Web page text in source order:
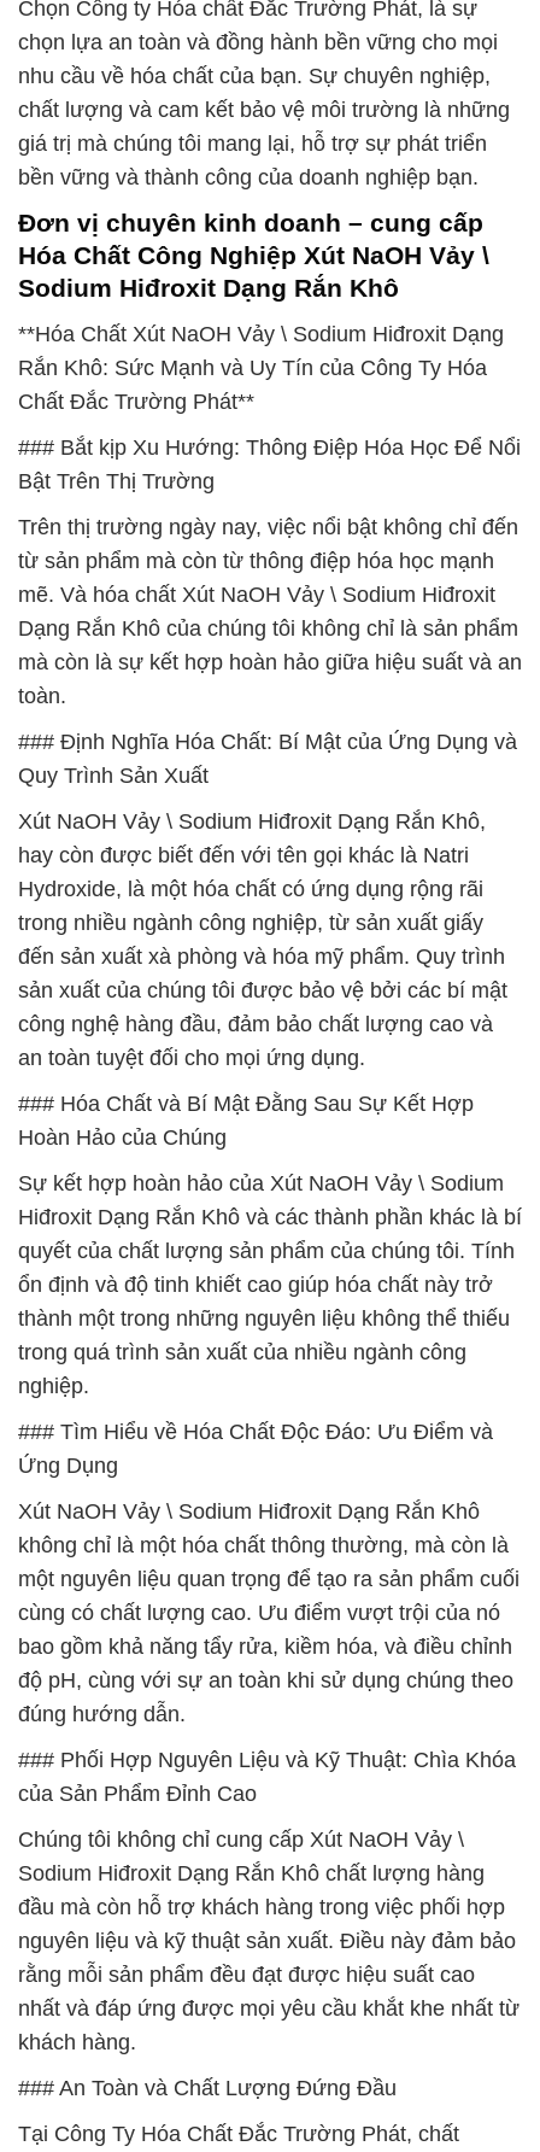
Chọn Công ty Hóa chất Đắc Trường Phát, là sự
chọn lựa an toàn và đồng hành bền vững cho mọi
nhu cầu về hóa chất của bạn. Sự chuyên nghiệp,
chất lượng và cam kết bảo vệ môi trường là những
giá trị mà chúng tôi mang lại, hỗ trợ sự phát triển
bền vững và thành công của doanh nghiệp bạn.
Đơn vị chuyên kinh doanh – cung cấp
Hóa Chất Công Nghiệp Xút NaOH Vảy \
Sodium Hiđroxit Dạng Rắn Khô
**Hóa Chất Xút NaOH Vảy \ Sodium Hiđroxit Dạng
Rắn Khô: Sức Mạnh và Uy Tín của Công Ty Hóa
Chất Đắc Trường Phát**
### Bắt kịp Xu Hướng: Thông Điệp Hóa Học Để Nổi
Bật Trên Thị Trường
Trên thị trường ngày nay, việc nổi bật không chỉ đến
từ sản phẩm mà còn từ thông điệp hóa học mạnh
mẽ. Và hóa chất Xút NaOH Vảy \ Sodium Hiđroxit
Dạng Rắn Khô của chúng tôi không chỉ là sản phẩm
mà còn là sự kết hợp hoàn hảo giữa hiệu suất và an
toàn.
### Định Nghĩa Hóa Chất: Bí Mật của Ứng Dụng và
Quy Trình Sản Xuất
Xút NaOH Vảy \ Sodium Hiđroxit Dạng Rắn Khô,
hay còn được biết đến với tên gọi khác là Natri
Hydroxide, là một hóa chất có ứng dụng rộng rãi
trong nhiều ngành công nghiệp, từ sản xuất giấy
đến sản xuất xà phòng và hóa mỹ phẩm. Quy trình
sản xuất của chúng tôi được bảo vệ bởi các bí mật
công nghệ hàng đầu, đảm bảo chất lượng cao và
an toàn tuyệt đối cho mọi ứng dụng.
### Hóa Chất và Bí Mật Đằng Sau Sự Kết Hợp
Hoàn Hảo của Chúng
Sự kết hợp hoàn hảo của Xút NaOH Vảy \ Sodium
Hiđroxit Dạng Rắn Khô và các thành phần khác là bí
quyết của chất lượng sản phẩm của chúng tôi. Tính
ổn định và độ tinh khiết cao giúp hóa chất này trở
thành một trong những nguyên liệu không thể thiếu
trong quá trình sản xuất của nhiều ngành công
nghiệp.
### Tìm Hiểu về Hóa Chất Độc Đáo: Ưu Điểm và
Ứng Dụng
Xút NaOH Vảy \ Sodium Hiđroxit Dạng Rắn Khô
không chỉ là một hóa chất thông thường, mà còn là
một nguyên liệu quan trọng để tạo ra sản phẩm cuối
cùng có chất lượng cao. Ưu điểm vượt trội của nó
bao gồm khả năng tẩy rửa, kiềm hóa, và điều chỉnh
độ pH, cùng với sự an toàn khi sử dụng chúng theo
đúng hướng dẫn.
### Phối Hợp Nguyên Liệu và Kỹ Thuật: Chìa Khóa
của Sản Phẩm Đỉnh Cao
Chúng tôi không chỉ cung cấp Xút NaOH Vảy \
Sodium Hiđroxit Dạng Rắn Khô chất lượng hàng
đầu mà còn hỗ trợ khách hàng trong việc phối hợp
nguyên liệu và kỹ thuật sản xuất. Điều này đảm bảo
rằng mỗi sản phẩm đều đạt được hiệu suất cao
nhất và đáp ứng được mọi yêu cầu khắt khe nhất từ
khách hàng.
### An Toàn và Chất Lượng Đứng Đầu
Tại Công Ty Hóa Chất Đắc Trường Phát, chất